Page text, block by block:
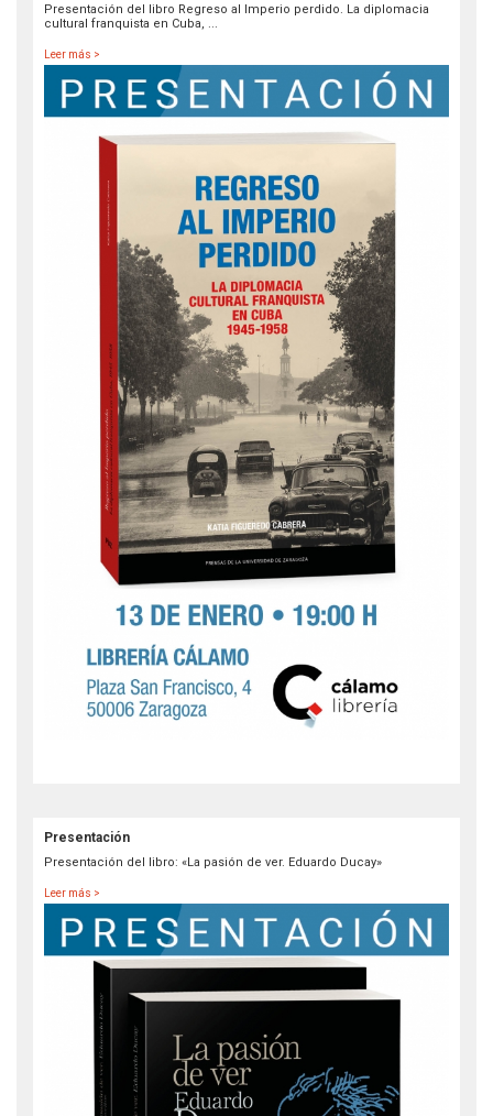
Presentación del libro Regreso al Imperio perdido. La diplomacia
cultural franquista en Cuba, ...
Leer más >
Presentación
Presentación del libro: «La pasión de ver. Eduardo Ducay»
Leer más >